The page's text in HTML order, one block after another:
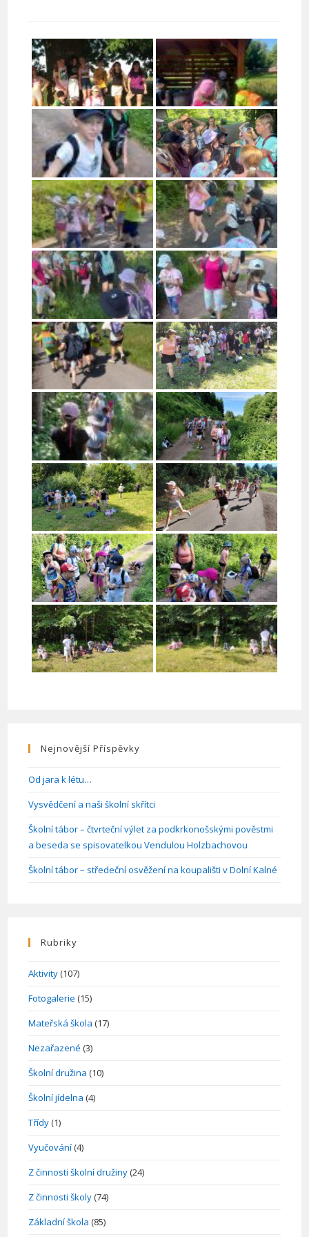
Nejnovější Příspěvky
Od jara k létu…
Vysvědčení a naši školní skřítci
Školní tábor – čtvrteční výlet za podkrkonošskými pověstmi
a beseda se spisovatelkou Vendulou Holzbachovou
Školní tábor – středeční osvěžení na koupališti v Dolní Kalné
Rubriky
Aktivity (107)
Fotogalerie (15)
Mateřská škola (17)
Nezařazené (3)
Školní družina (10)
Školní jídelna (4)
Třídy (1)
Vyučování (4)
Z činnosti školní družiny (24)
Z činnosti školy (74)
Základní škola (85)